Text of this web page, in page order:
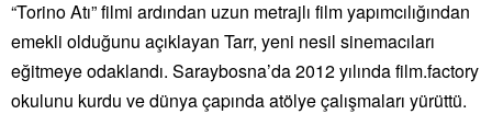
“Torino Atı” filmi ardından uzun metrajlı film yapımcılığından
emekli olduğunu açıklayan Tarr, yeni nesil sinemacıları
eğitmeye odaklandı. Saraybosna’da 2012 yılında film.factory
okulunu kurdu ve dünya çapında atölye çalışmaları yürüttü.